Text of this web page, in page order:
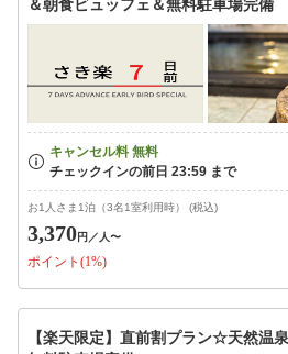
＆朝食ビュッフェ＆無料駐車場完備
お1人さま1泊（3名1室利用時） (税込)
3,370円 ／人〜
ポイント(1%)
【楽天限定】直前割プラン☆天然温